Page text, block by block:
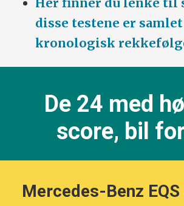
Mars/april 25: Oppgraderte Tesla
erstatter den forrige og legger seg
inn lengre nede. Volvo EX90 og
November 2025: Hyundai EV9 inn
opprydding.
Juli 2026: Mercedes-Benz GLC,
EVO og Smart #5 inn, mer
disse testene er
kronologisk
De 24 med
score, bil
Mercedes-Benz EQS